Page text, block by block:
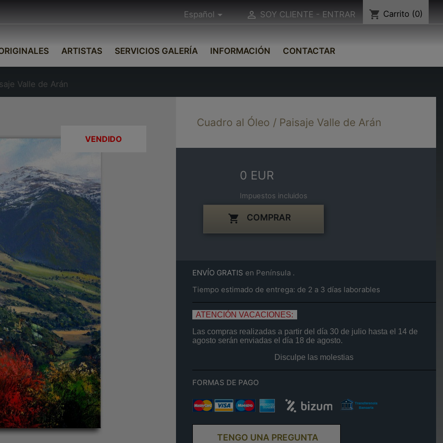
Español  SOY CLIENTE - ENTRAR shopping_cart Carrito (0)
ARTISTAS SERVICIOS GALERÍA INFORMACIÓN CONTACTAR
Valle de Arán
VENDIDO
Cuadro al Óleo / Paisaje Valle de Arán
0 EUR
Impuestos incluidos
 COMPRAR
ENVÍO GRATIS en Península .
Tiempo estimado de entrega: de 2 a 3 días laborables
ATENCIÓN VACACIONES:
Las compras realizadas a partir del día 30 de julio hasta el 14de
agosto serán enviadas el día 18 de agosto.
Disculpe las molestias
FORMAS DE PAGO
TENGO UNA PREGUNTA